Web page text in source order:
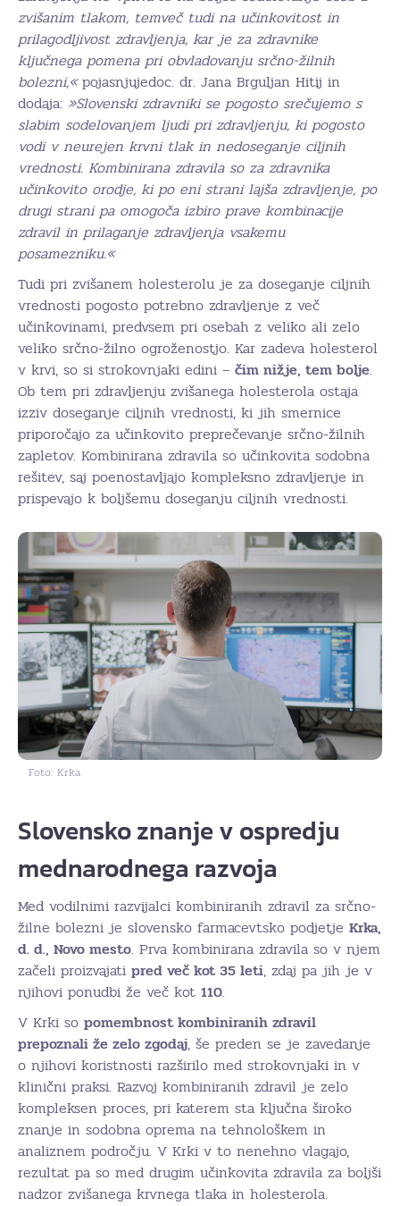
zvišanim tlakom, temveč tudi na učinkovitost in
prilagodljivost zdravljenja, kar je za zdravnike
ključnega pomena pri obvladovanju srčno-žilnih
bolezni,«pojasnjujedoc. dr. Jana Brguljan Hitij in
dodaja: »Slovenski zdravniki se pogosto srečujemo s
slabim sodelovanjem ljudi pri zdravljenju, ki pogosto
vodi v neurejen krvni tlak in nedoseganje ciljnih
vrednosti. Kombinirana zdravila so za zdravnika
učinkovito orodje, ki po eni strani lajša zdravljenje, po
drugi strani pa omogoča izbiro prave kombinacije
zdravil in prilaganje zdravljenja vsakemu
posamezniku.«
Tudi pri zvišanem holesterolu je za doseganje ciljnih
vrednosti pogosto potrebno zdravljenje z več
učinkovinami, predvsem pri osebah z veliko ali zelo
veliko srčno-žilno ogroženostjo. Kar zadeva holesterol
v krvi, so si strokovnjaki edini – čim nižje, tem bolje.
Ob tem pri zdravljenju zvišanega holesterola ostaja
izziv doseganje ciljnih vrednosti, ki jih smernice
priporočajo za učinkovito preprečevanje srčno-žilnih
zapletov. Kombinirana zdravila so učinkovita sodobna
rešitev, saj poenostavljajo kompleksno zdravljenje in
prispevajo k boljšemu doseganju ciljnih vrednosti.
Foto: Krka
Slovensko znanje v ospredju
mednarodnega razvoja
Med vodilnimi razvijalci kombiniranih zdravil za srčno-
žilne bolezni je slovensko farmacevtsko podjetje Krka,
d. d., Novo mesto. Prva kombinirana zdravila so v njem
začeli proizvajati pred več kot 35 leti, zdaj pa jih je v
njihovi ponudbi že več kot 110.
V Krki so pomembnost kombiniranih zdravil
prepoznali že zelo zgodaj, še preden se je zavedanje
o njihovi koristnosti razširilo med strokovnjaki in v
klinični praksi. Razvoj kombiniranih zdravil je zelo
kompleksen proces, pri katerem sta ključna široko
znanje in sodobna oprema na tehnološkem in
analiznem področju. V Krki v to nenehno vlagajo,
rezultat pa so med drugim učinkovita zdravila za boljši
nadzor zvišanega krvnega tlaka in holesterola.